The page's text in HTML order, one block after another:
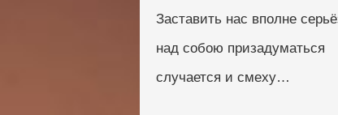
Заставить нас вполне
над собою призадуматься
случается и смеху…